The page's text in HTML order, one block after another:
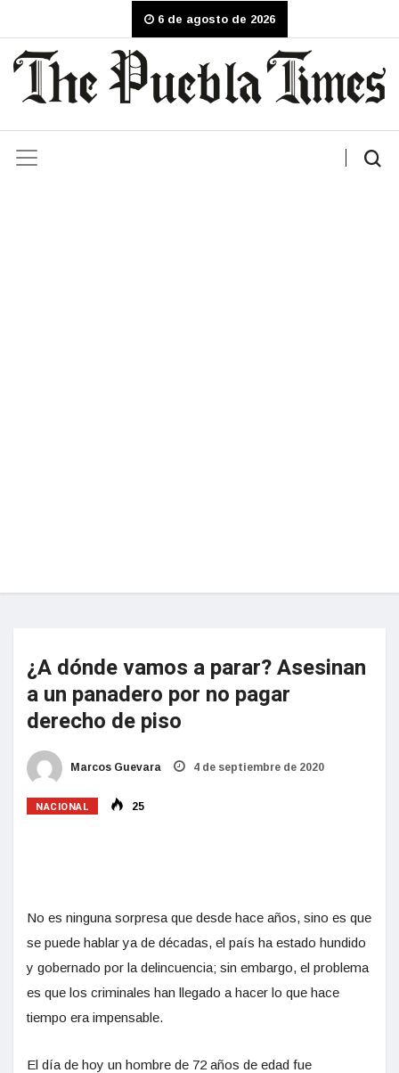
6 de agosto de 2026
¿A dónde vamos a parar? Asesinan
a un panadero por no pagar
derecho de piso
Marcos Guevara 4 de septiembre de 2020
NACIONAL 25
No es ninguna sorpresa que desde hace años, sino es que
se puede hablar ya de décadas, el país ha estado hundido
y gobernado por la delincuencia; sin embargo, el problema
es que los criminales han llegado a hacer lo que hace
tiempo era impensable.
El día de hoy un hombre de 72 años de edad fue